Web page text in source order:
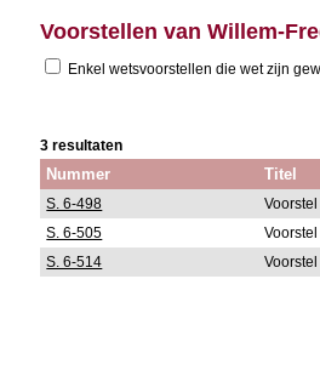
Voorstellen van Willem-
Enkel wetsvoorstellen die wet zijn
3 resultaten
Nummer Titel
S. 6-498
S. 6-505
S. 6-514